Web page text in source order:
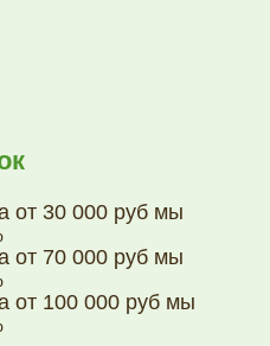
от 30 000 руб мы
от 70 000 руб мы
от 100 000 руб мы